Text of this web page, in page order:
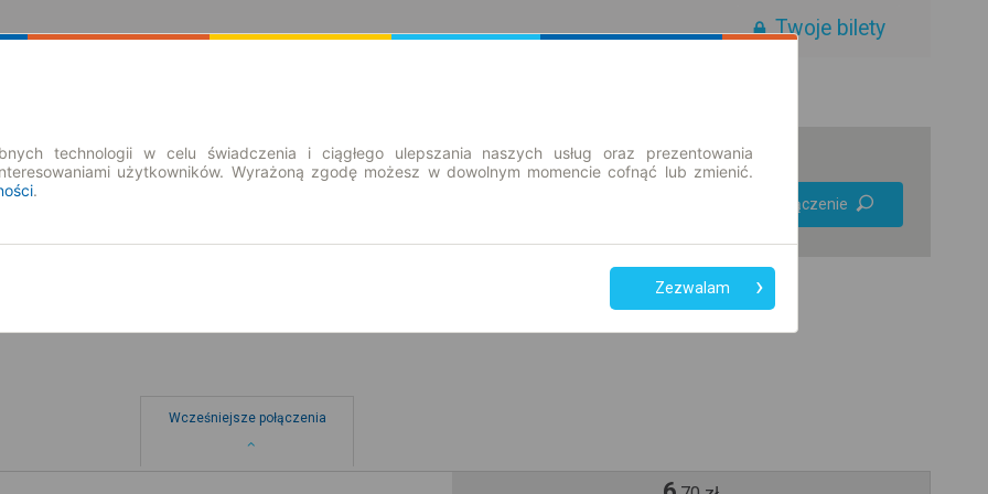
Twoje bilety
Znajdź połączenie
Wcześniejsze połączenia
technologii w celu świadczenia i ciągłego ulepszania naszych usług oraz prezentowania
użytkowników. Wyrażoną zgodę możesz w dowolnym momencie cofnąć lub zmienić.
.
Zezwalam